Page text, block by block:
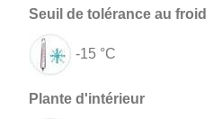
-15 °C